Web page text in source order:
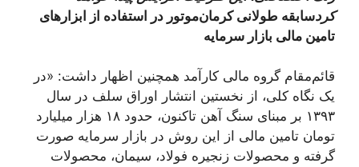
کردسابقه طولانی کرمان‌موتور در استفاده از ابزارهای
تامین مالی بازار سرمایه
قائم‌مقام گروه مالی کارآمد همچنین اظهار داشت: «در
یک نگاه کلی، از نخستین انتشار اوراق سلف در سال
۱۳۹۳ بر مبنای سنگ آهن تاکنون، حدود ۱۸ هزار میلیارد
تومان تامین مالی از این روش در بازار سرمایه صورت
گرفته و محصولات زنجیره فولاد، سیمان، محصولات